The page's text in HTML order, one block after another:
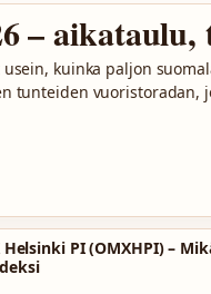
–
kuinka paljon
tunteiden vuoristoradan,